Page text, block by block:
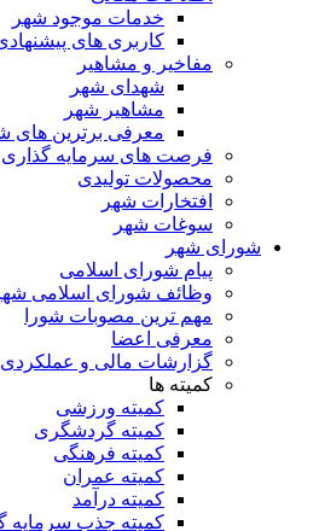
خدمات موجود شهر
کاربری های
مفاخیر و مشاهیر
شهدای شهر
مشاهیر شهر
معرفی برترین های
فرصت های سرمایه گذاری
محصولات تولیدی
افتخارات شهر
سوغات شهر
شورای شهر
پیام شورای اسلامی
وظائف شورای اسلامی
مهم ترین مصوبات شورا
معرفی اعضا
گزارشات مالی و عملکردی
کمیته ها
کمیته ورزشی
کمیته گردشگری
کمیته فرهنگی
کمیته عمران
کمیته درآمد
کمیته جذب سرمایه